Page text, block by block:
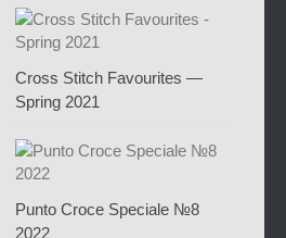
Cross Stitch Favourites —
Spring 2021
Punto Croce Speciale №8
2022